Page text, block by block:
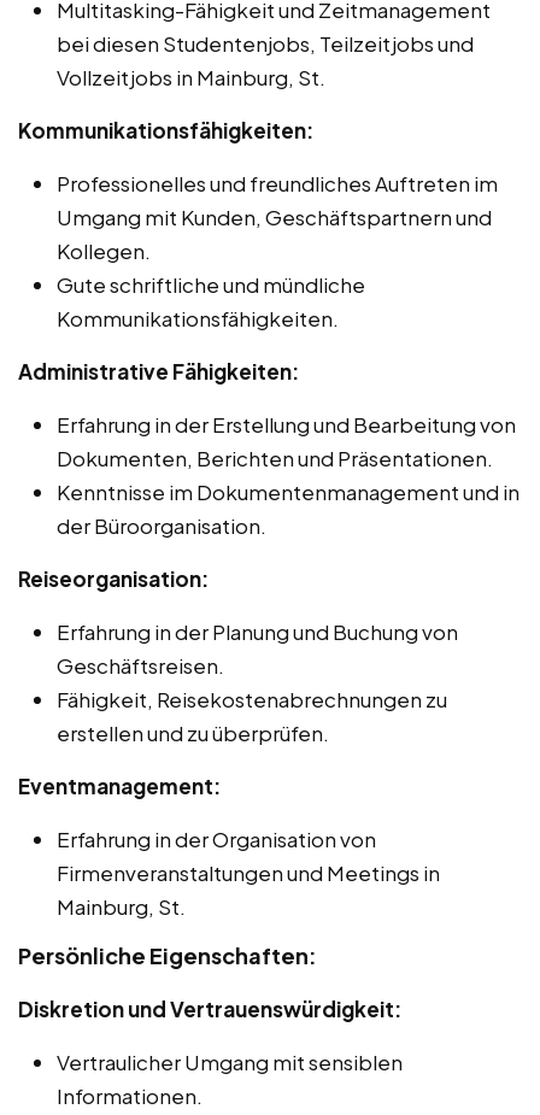
Multitasking-Fähigkeit und Zeitmanagement
bei diesen Studentenjobs, Teilzeitjobs und
Vollzeitjobs in Mainburg, St.
Kommunikationsfähigkeiten:
Professionelles und freundliches Auftreten im
Umgang mit Kunden, Geschäftspartnern und
Kollegen.
Gute schriftliche und mündliche
Kommunikationsfähigkeiten.
Administrative Fähigkeiten:
Erfahrung in der Erstellung und Bearbeitung von
Dokumenten, Berichten und Präsentationen.
Kenntnisse im Dokumentenmanagement und in
der Büroorganisation.
Reiseorganisation:
Erfahrung in der Planung und Buchung von
Geschäftsreisen.
Fähigkeit, Reisekostenabrechnungen zu
erstellen und zu überprüfen.
Eventmanagement:
Erfahrung in der Organisation von
Firmenveranstaltungen und Meetings in
Mainburg, St.
Persönliche Eigenschaften:
Diskretion und Vertrauenswürdigkeit:
Vertraulicher Umgang mit sensiblen
Informationen.